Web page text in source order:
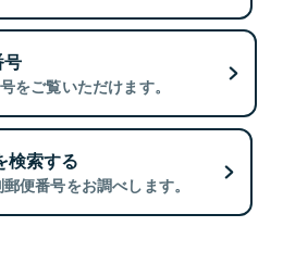
をご覧いただけます。
検索する
便番号をお調べします。